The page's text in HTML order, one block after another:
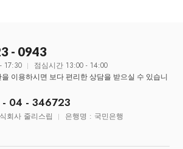
- 0943
17:30 점심시간 13:00 - 14:00
이용하시면 보다 편리한 상담을 받으실 수 있습니
- 04 - 346723
회사 줄리스립 은행명 : 국민은행